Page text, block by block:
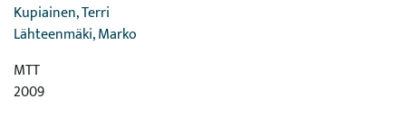
Kupiainen, Terri
Lähteenmäki, Marko
MTT
2009